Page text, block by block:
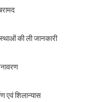
की ली जानकारी
एवं शिलान्यास